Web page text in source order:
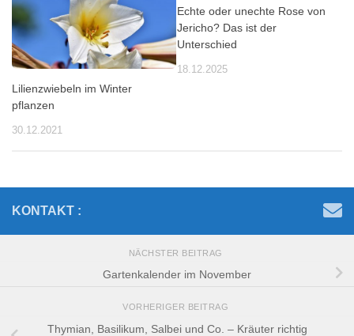
Lilienzwiebeln im Winter
pflanzen
30.12.2021
Echte oder unechte Rose von
Jericho? Das ist der
Unterschied
18.12.2025
KONTAKT :
NÄCHSTER BEITRAG
Gartenkalender im November
VORHERIGER BEITRAG
Thymian, Basilikum, Salbei und Co. – Kräuter richtig